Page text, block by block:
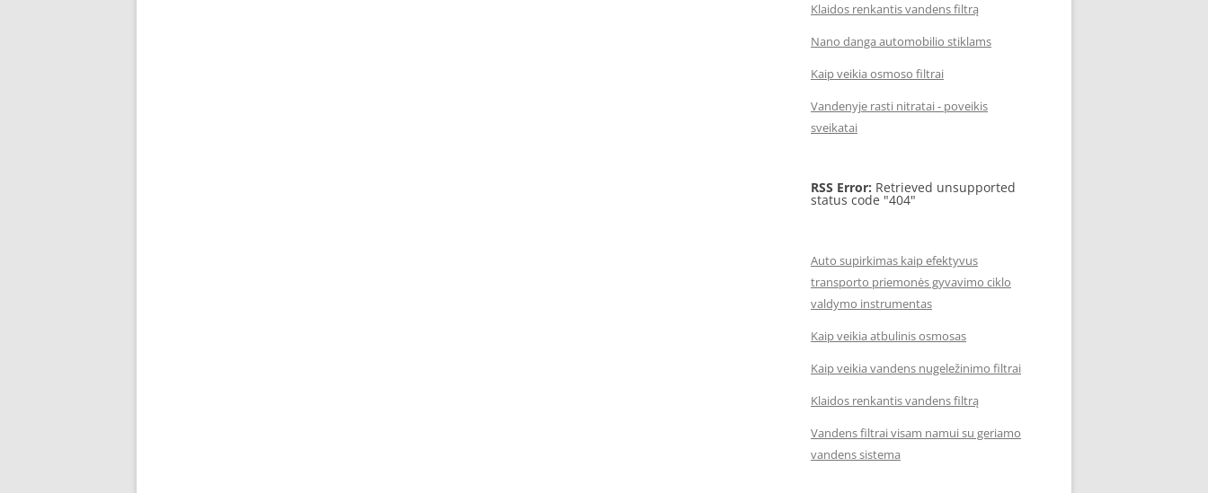
Klaidos renkantis vandens filtrą
Nano danga automobilio stiklams
Kaip veikia osmoso filtrai
Vandenyje rasti nitratai - poveikis
sveikatai
RSS Error: Retrieved unsupported
status code "404"
Auto supirkimas kaip efektyvus
transporto priemonės gyvavimo ciklo
valdymo instrumentas
Kaip veikia atbulinis osmosas
Kaip veikia vandens nugeležinimo filtrai
Klaidos renkantis vandens filtrą
Vandens filtrai visam namui su geriamo
vandens sistema